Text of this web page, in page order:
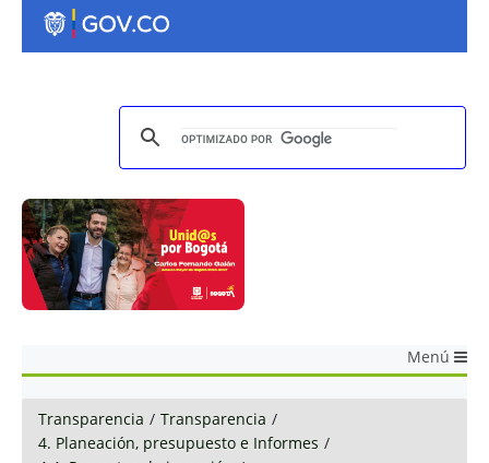
Menú
Transparencia / Transparencia /
4. Planeación, presupuesto e Informes /